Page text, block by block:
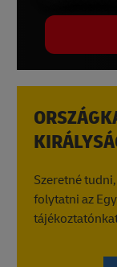
Szeretné
folytatni az